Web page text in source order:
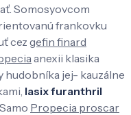
Somosyovcom
frankovku
cez gefin finard
anexii klasika
hudobníka jej- kauzálne
lasix furanthril
Propecia proscar